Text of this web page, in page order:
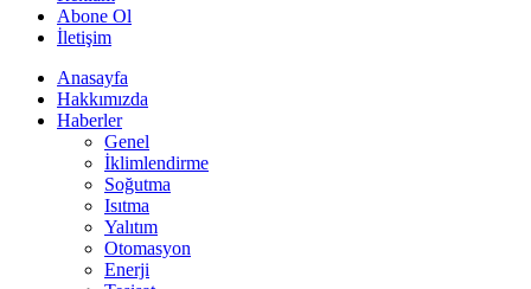
Abone Ol
İletişim
Anasayfa
Hakkımızda
Haberler
Genel
İklimlendirme
Soğutma
Isıtma
Yalıtım
Otomasyon
Enerji